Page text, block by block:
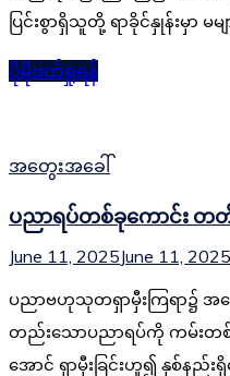
ပြင်းစွာရှိသူတို့ ရာခိုင်နှုန်းမှာ မမျ
ပိုမိုဖတ်ရှုရန်
အတွေးအခေါ်
ပညာရပ်တစ်ခုကောင်း တတ်
June 11, 2025June 11, 2025
ပညာဗဟုသုတရှာမှီးကြရာ၌ အ
တည်းသောပညာရပ်ကို ကမ်းတ
အောင် ရှာမှီးခြင်းဟူ၍ နှစ်နည်းရှိ